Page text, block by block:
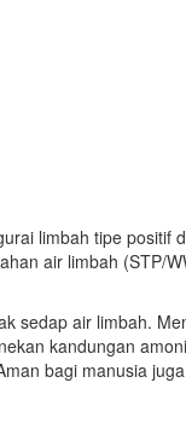
limbah tipe positif
air limbah (STP/
sedap air limbah.
kandungan
bagi manusia